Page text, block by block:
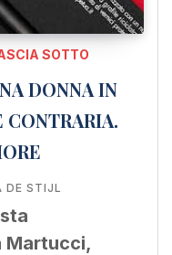
SOTTO
DONNA IN
CONTRARIA.
DE STIJL
Martucci,